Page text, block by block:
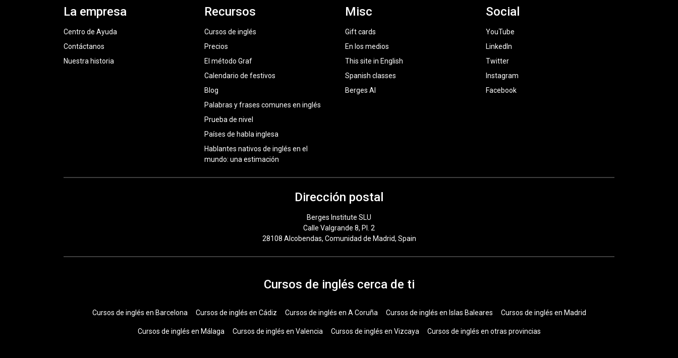
La empresa
Centro de Ayuda
Contáctanos
Nuestra historia
Recursos
Cursos de inglés
Precios
El método Graf
Calendario de festivos
Blog
Palabras y frases comunes en inglés
Prueba de nivel
Países de habla inglesa
Hablantes nativos de inglés en el
mundo: una estimación
Misc
Gift cards
En los medios
This site in English
Spanish classes
Berges AI
Social
YouTube
LinkedIn
Twitter
Instagram
Facebook
Dirección postal
Berges Institute SLU
Calle Valgrande 8, Pl. 2
28108 Alcobendas, Comunidad de Madrid, Spain
Cursos de inglés cerca de ti
Cursos de inglés en Barcelona Cursos de inglés en Cádiz Cursos de inglés en A Coruña Cursos de inglés en Islas Baleares Cursos de inglés en Madrid
Cursos de inglés en Málaga Cursos de inglés en Valencia Cursos de inglés en Vizcaya Cursos de inglés en otras provincias